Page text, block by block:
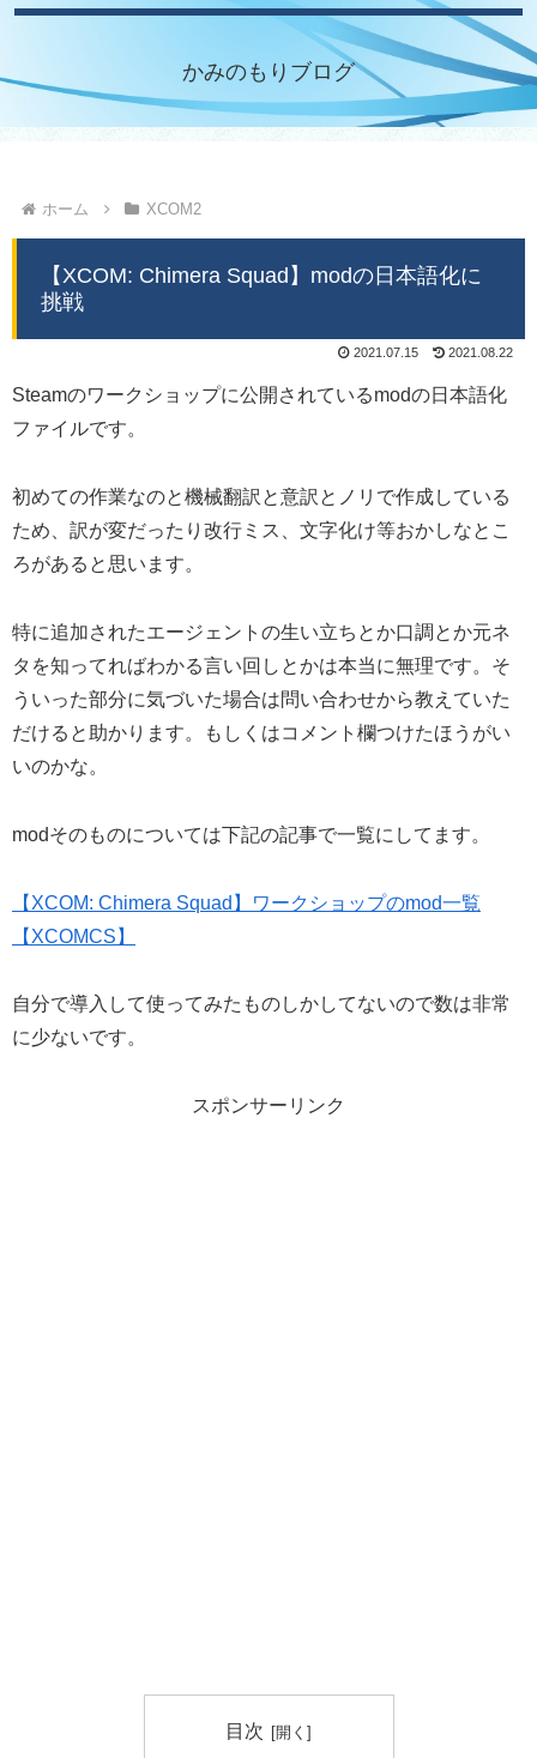
かみのもりブログ
ホーム XCOM2
【XCOM: Chimera Squad】modの日本語化に
挑戦
2021.07.15 2021.08.22
Steamのワークショップに公開されているmodの日本語化
ファイルです。
初めての作業なのと機械翻訳と意訳とノリで作成している
ため、訳が変だったり改行ミス、文字化け等おかしなとこ
ろがあると思います。
特に追加されたエージェントの生い立ちとか口調とか元ネ
タを知ってればわかる言い回しとかは本当に無理です。そ
ういった部分に気づいた場合は問い合わせから教えていた
だけると助かります。もしくはコメント欄つけたほうがい
いのかな。
modそのものについては下記の記事で一覧にしてます。
【XCOM: Chimera Squad】ワークショップのmod一覧
【XCOMCS】
自分で導入して使ってみたものしかしてないので数は非常
に少ないです。
スポンサーリンク
目次